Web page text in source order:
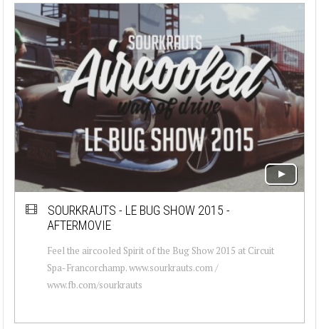
SOURKRAUTS - LE BUG SHOW 2015 -
AFTERMOVIE
Feel the aircooled Spirit of the Bug Show 2015 at Circuit
Spa-Francorchamp. www.sourkrauts.com /
www.fb.com/sourkrauts